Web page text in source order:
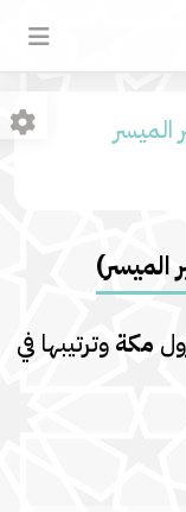
المیسر
المیسر)
مكة وترتيبها في